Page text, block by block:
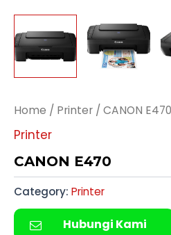
Home / Printer / CANON E470
Printer
CANON E470
Category: Printer
Hubungi Kami